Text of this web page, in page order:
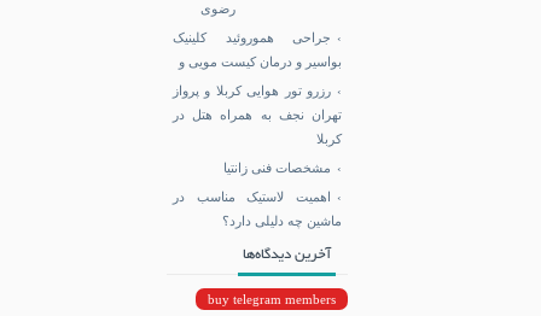
رضوی
جراحی هموروئید کلینیک
بواسیر و درمان کیست مویی و
رزرو تور هوایی کربلا و پرواز
تهران نجف به همراه هتل در
کربلا
مشخصات فنی زانتیا
اهمیت لاستیک مناسب در
ماشین چه دلیلی دارد؟
آخرین دیدگاه‌ها
buy telegram members